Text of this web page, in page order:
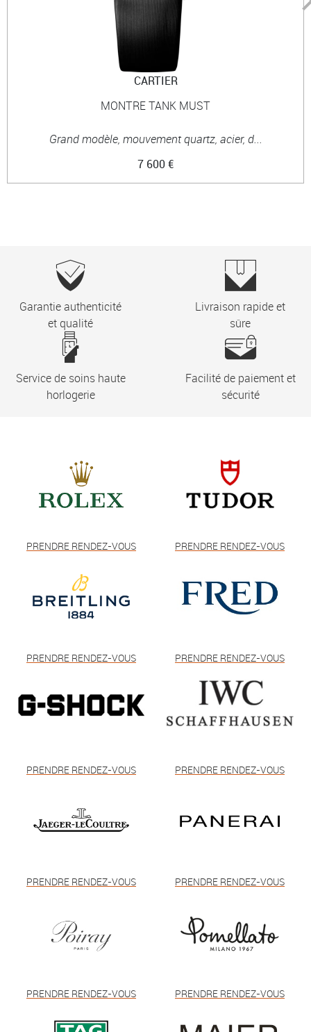
CARTIER
MONTRE TANK MUST
Grand modèle, mouvement quartz, acier, d...
7 600 €
Garantie authenticité
et qualité
Livraison rapide et
sûre
Service de soins haute
horlogerie
Facilité de paiement et
sécurité
PRENDRE RENDEZ-VOUS PRENDRE RENDEZ-VOUS
PRENDRE RENDEZ-VOUS PRENDRE RENDEZ-VOUS
PRENDRE RENDEZ-VOUS PRENDRE RENDEZ-VOUS
PRENDRE RENDEZ-VOUS PRENDRE RENDEZ-VOUS
PRENDRE RENDEZ-VOUS PRENDRE RENDEZ-VOUS